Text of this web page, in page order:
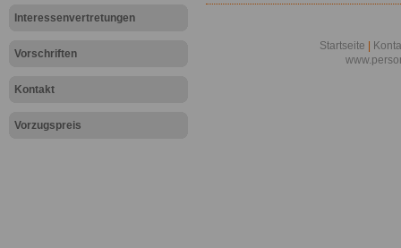
Interessenvertretungen
Vorschriften
Kontakt
Vorzugspreis
Startseite